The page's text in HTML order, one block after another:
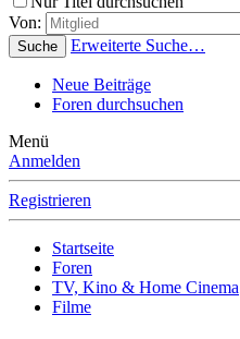
Von:
Suche Erweiterte Suche…
Neue Beiträge
Foren durchsuchen
Menü
Anmelden
Registrieren
Startseite
Foren
TV, Kino & Home Cinema
Filme